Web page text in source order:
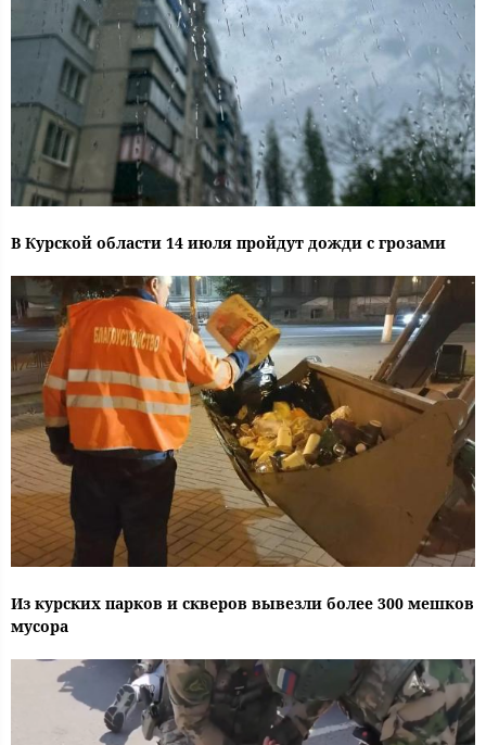
В Курской области 14 июля пройдут дожди с грозами
Из курских парков и скверов вывезли более 300 мешков
мусора